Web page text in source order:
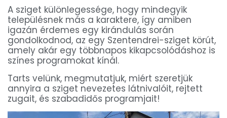
A sziget különlegessége, hogy mindegyik
településnek más a karaktere, így amiben
igazán érdemes egy kirándulás során
gondolkodnod, az egy Szentendrei-sziget körút,
amely akár egy többnapos kikapcsolódáshoz is
színes programokat kínál.
Tarts velünk, megmutatjuk, miért szeretjük
annyira a sziget nevezetes látnivalóit, rejtett
zugait, és szabadidős programjait!